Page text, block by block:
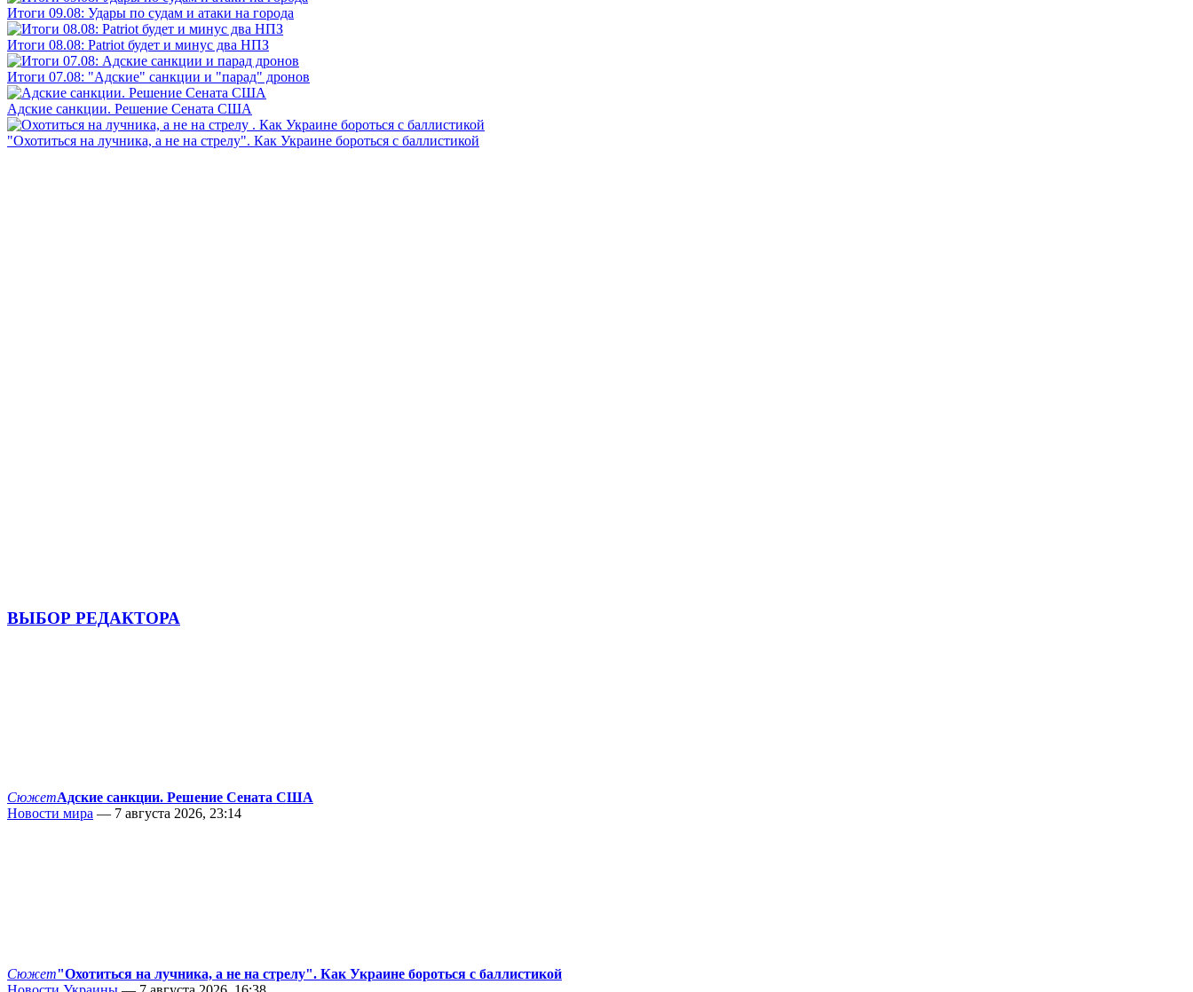
Итоги 09.08: Удары по судам и атаки на города
Итоги 08.08: Patriot будет и минус два НПЗ
Итоги 07.08: "Адские" санкции и "парад" дронов
Адские санкции. Решение Сената США
"Охотиться на лучника, а не на стрелу". Как Украине бороться с баллистикой
ВЫБОР РЕДАКТОРА
СюжетАдские санкции. Решение Сената США
Новости мира — 7 августа 2026, 23:14
Сюжет"Охотиться на лучника, а не на стрелу". Как Украине бороться с баллистикой